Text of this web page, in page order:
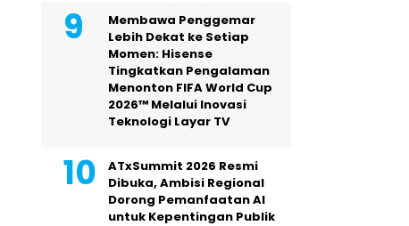
Membawa Penggemar
Lebih Dekat ke Setiap
Momen: Hisense
Tingkatkan Pengalaman
Menonton FIFA World Cup
2026™ Melalui Inovasi
Teknologi Layar TV
ATxSummit 2026 Resmi
Dibuka, Ambisi Regional
Dorong Pemanfaatan AI
untuk Kepentingan Publik